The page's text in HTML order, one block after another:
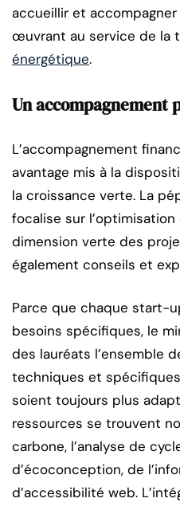
accueillir et
œuvrant au service de la
énergétique.
Un accompagnement
L’accompagnement
avantage mis à la
la croissance verte. La
focalise sur
dimension verte des
également conseils et
Parce que chaque start-
besoins spécifiques, le
des lauréats l’ensemble
techniques et
soient toujours plus
ressources se trouvent
carbone, l’analyse de
d’écoconception, de
d’accessibilité web.